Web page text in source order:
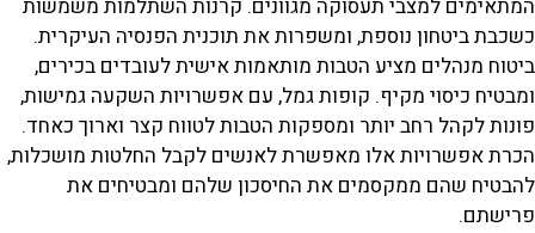
המתאימים למצבי תעסוקה מגוונים. קרנות השתלמות משמשות
כשכבת ביטחון נוספת, ומשפרות את תוכנית הפנסיה העיקרית.
ביטוח מנהלים מציע הטבות מותאמות אישית לעובדים בכירים,
ומבטיח כיסוי מקיף. קופות גמל, עם אפשרויות השקעה גמישות,
פונות לקהל רחב יותר ומספקות הטבות לטווח קצר וארוך כאחד.
הכרת אפשרויות אלו מאפשרת לאנשים לקבל החלטות מושכלות,
להבטיח שהם ממקסמים את החיסכון שלהם ומבטיחים את
פרישתם.